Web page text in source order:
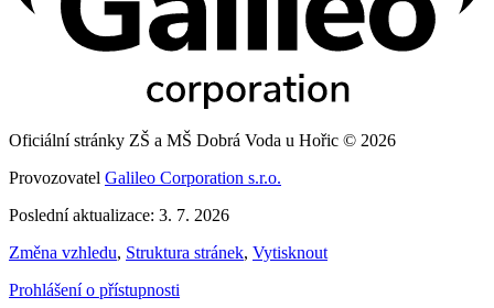
Oficiální stránky ZŠ a MŠ Dobrá Voda u Hořic © 2026
Provozovatel Galileo Corporation s.r.o.
Poslední aktualizace: 3. 7. 2026
Změna vzhledu, Struktura stránek, Vytisknout
Prohlášení o přístupnosti